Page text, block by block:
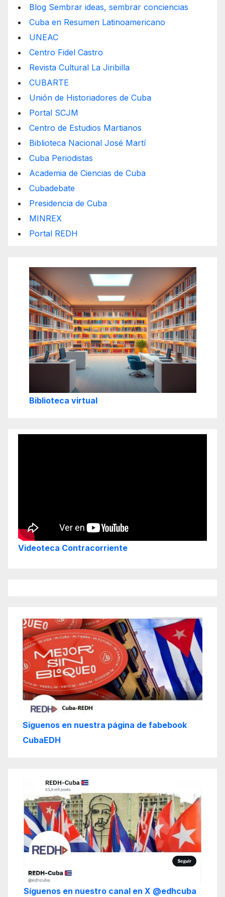
Blog Sembrar ideas, sembrar conciencias
Cuba en Resumen Latinoamericano
UNEAC
Centro Fidel Castro
Revista Cultural La Jiribilla
CUBARTE
Unión de Historiadores de Cuba
Portal SCJM
Centro de Estudios Martianos
Biblioteca Nacional José Martí
Cuba Periodistas
Academia de Ciencias de Cuba
Cubadebate
Presidencia de Cuba
MINREX
Portal REDH
Biblioteca virtual
Videoteca Contracorriente
Siguenos en nuestra página de fabebook
CubaEDH
Síguenos en nuestro canal en X @edhcuba